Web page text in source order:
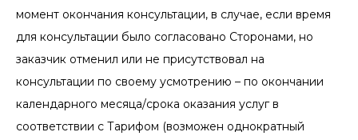
момент окончания консультации, в случае, если время
для консультации было согласовано Сторонами, но
заказчик отменил или не присутствовал на
консультации по своему усмотрению – по окончании
календарного месяца/срока оказания услуг в
соответствии с Тарифом (возможен однократный